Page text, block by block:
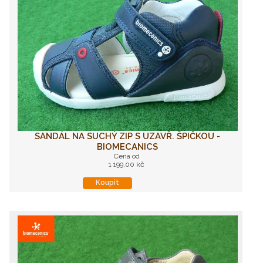
SANDÁL NA SUCHÝ ZIP S UZAVŘ. ŠPIČKOU -
BIOMECANICS
Cena od
1 199,00 kč
Koupit